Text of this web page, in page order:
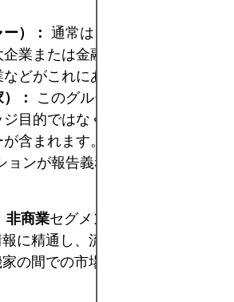
）： 通常は、先物取引を利用し
業または金融機関です。 FXでは
どがこれにあたります。
：
このグループには、ヘッジフ
目的ではなく価格変動から利益
含まれます。
ョンが報告義務の基準を満たさな
非商業セグメントに細心の注意を
に精通し、流動性を提供する市
の間での市場心理を反映するこ